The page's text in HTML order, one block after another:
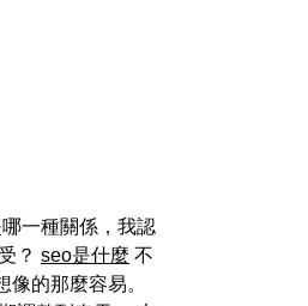
一種關係，我認
？ seo是什麼 不
的那麼容易。